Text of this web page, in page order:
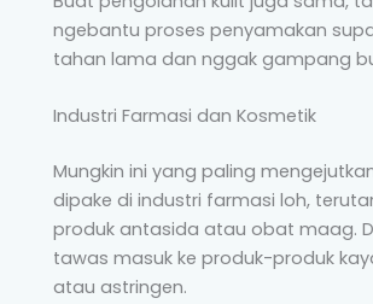
ngebantu proses penyamakan
tahan lama dan nggak gampang
Industri Farmasi dan Kosmetik
Mungkin ini yang paling
dipake di industri farmasi loh,
produk antasida atau obat maag.
tawas masuk ke produk-produk
atau astringen.